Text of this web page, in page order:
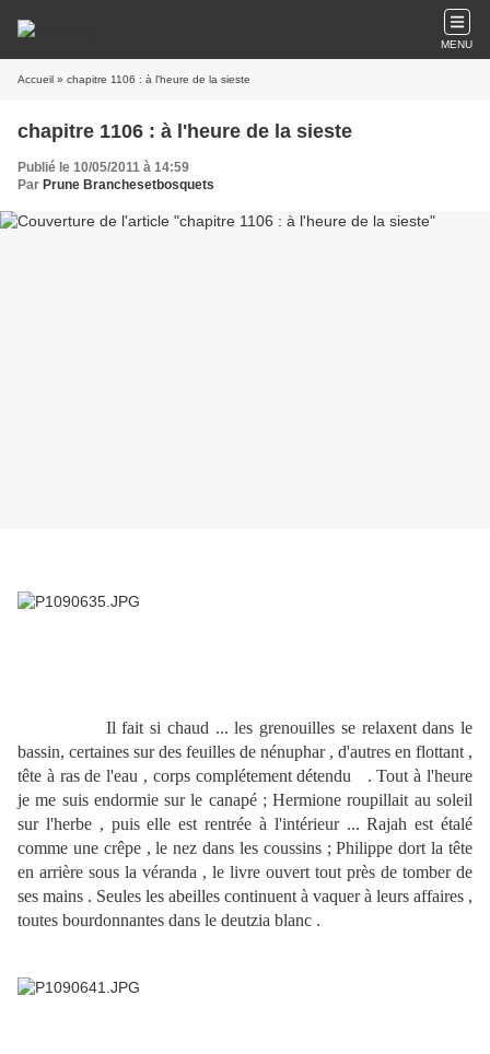
MENU
Accueil » chapitre 1106 : à l'heure de la sieste
chapitre 1106 : à l'heure de la sieste
Publié le 10/05/2011 à 14:59
Par Prune Branchesetbosquets
Il fait si chaud ... les grenouilles se relaxent dans le
bassin, certaines sur des feuilles de nénuphar , d'autres en flottant ,
tête à ras de l'eau , corps complétement détendu . Tout à l'heure
je me suis endormie sur le canapé ; Hermione roupillait au soleil
sur l'herbe , puis elle est rentrée à l'intérieur ... Rajah est étalé
comme une crêpe , le nez dans les coussins ; Philippe dort la tête
en arrière sous la véranda , le livre ouvert tout près de tomber de
ses mains . Seules les abeilles continuent à vaquer à leurs affaires ,
toutes bourdonnantes dans le deutzia blanc .